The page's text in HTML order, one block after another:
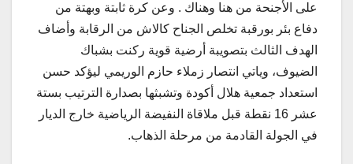
على الأجنحة من هنا وهناك . وعن كرة ثابتة وبهتة من
دفاع بئر بورقبة تخلص الجناح كالاش من الرقابة وأضاف
الهدف الثالث بتصويبة أرضية قوية ركنت بشباك
الضيوف، وياتي انتصار زملاء حازم الوريمي ليؤكد حسن
استعداد جمعية هلال أكودة وتشبثها بصدارة الترتيب بستة
عشر 16 نقطة قبل ملاقاة النفيضة الرياضية خارج الديار
في الجولة القادمة من مرحلة الذهاب.